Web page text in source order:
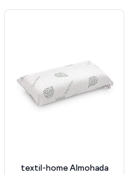
textil-home Almohada